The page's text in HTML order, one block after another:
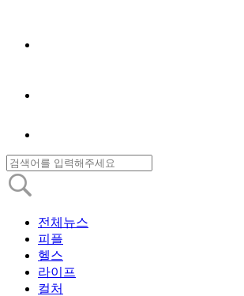
전체뉴스
피플
헬스
라이프
컬처